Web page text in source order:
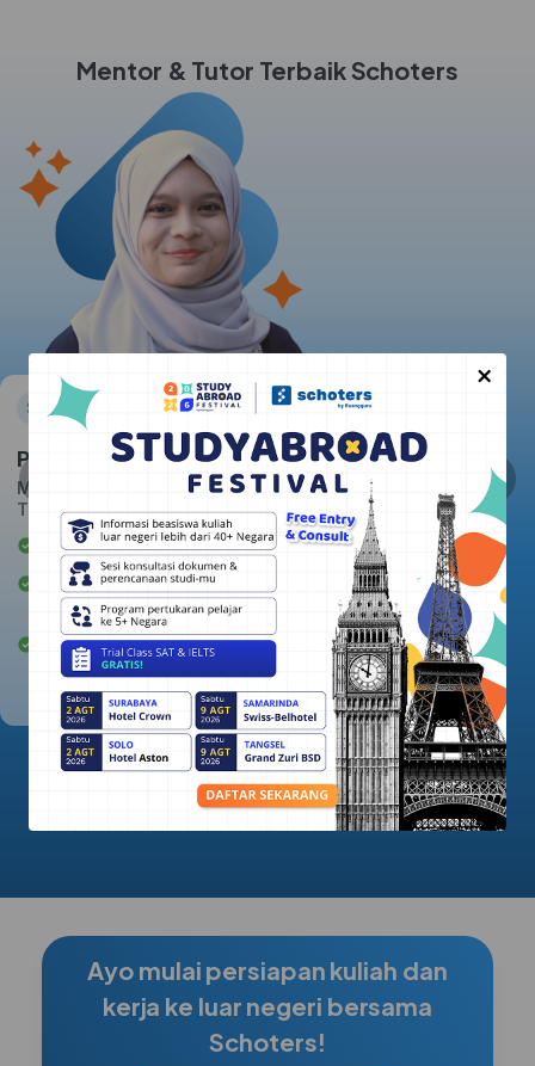
Mentor & Tutor Terbaik Schoters
Pratiwi
Massachusetts Institute of
Technology
Awardee Beasiswa LPDP
Berpengalaman mengajar 2+
tahun
Rata-rata kepuasan student:
5.0/5.0
Ayo mulai persiapan kuliah dan
kerja ke luar negeri bersama
Schoters!
×